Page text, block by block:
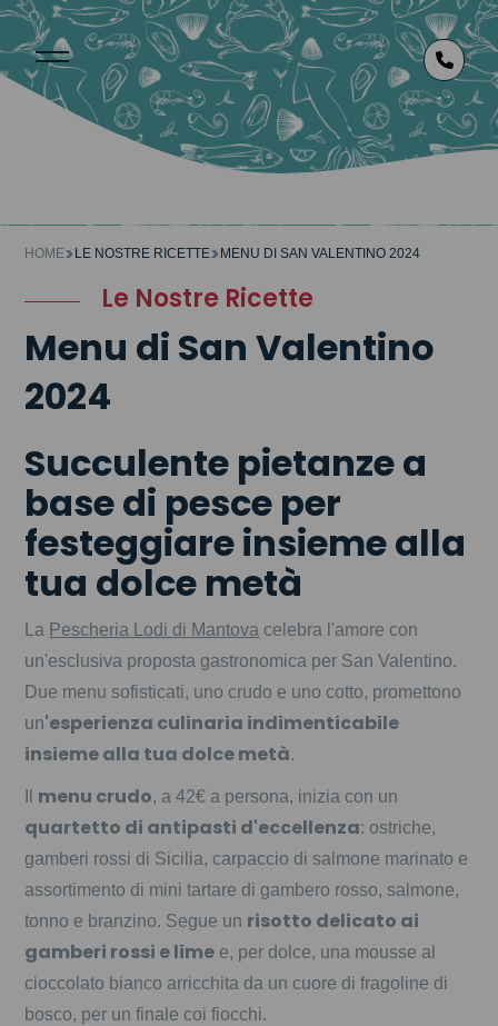
HOME> LE NOSTRE RICETTE> MENU DI SAN VALENTINO 2024
Le Nostre Ricette
Menu di San Valentino
2024
Succulente pietanze a
base di pesce per
festeggiare insieme alla
tua dolce metà
La Pescheria Lodi di Mantova celebra l'amore con
un'esclusiva proposta gastronomica per San Valentino.
Due menu sofisticati, uno crudo e uno cotto, promettono
un'esperienza culinaria indimenticabile
insieme alla tua dolce metà.
menu crudo, a 42€ a persona, inizia con un
quartetto di antipasti d'eccellenza: ostriche,
gamberi rossi di Sicilia, carpaccio di salmone marinato e
assortimento di mini tartare di gambero rosso, salmone,
tonno e branzino. Segue un risotto delicato ai
gamberi rossi e lime e, per dolce, una mousse al
cioccolato bianco arricchita da un cuore di fragoline di
bosco, per un finale coi fiocchi.